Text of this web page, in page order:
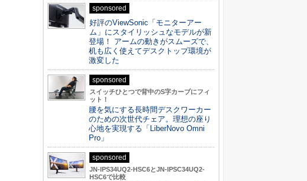
sponsored
好評のViewSonic「モニターアー
ム」にスタイリッシュなモデルが新
登場！ アームの動きがスムーズで、
机も広く使えてデスクトップ環境が
激変した
sponsored
スイッチひとつで背中のS字カーブにフィ
ット！
腰を気にする長時間デスクワーカー
のための次世代チェア。理想の座り
心地を実現する「LiberNovo Omni
Pro」
sponsored
JN-IPS34UQ2-HSC6とJN-IPSC34UQ2-
HSC6で比較